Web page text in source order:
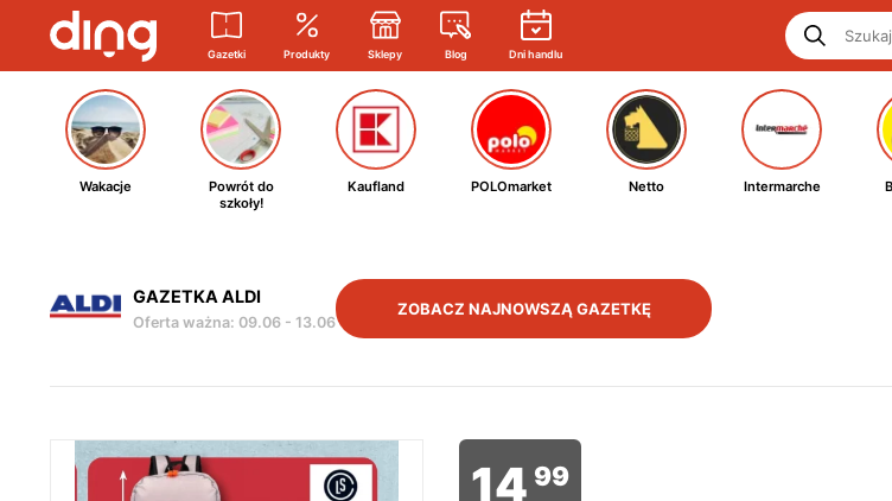
Gazetki Produkty Sklepy Blog Dni handlu
Wakacje
Powrót do
szkoły!
Kaufland POLOmarket Netto Intermarche
GAZETKA ALDI
Oferta ważna: 09.06 - 13.06
ZOBACZ NAJNOWSZĄ GAZETKĘ
14 99